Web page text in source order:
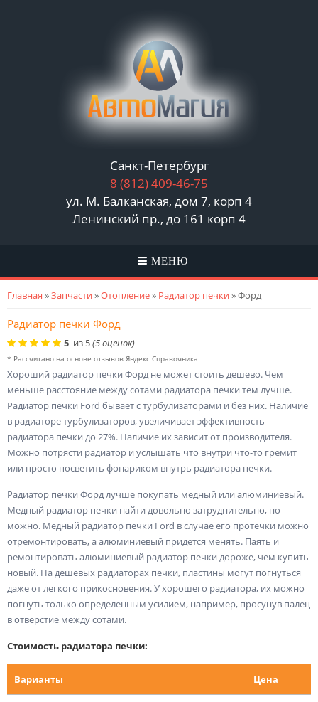
Санкт-Петербург
8 (812)409-46-75
ул. М. Балканская, дом 7, корп 4
Ленинский пр., до 161 корп 4
МЕНЮ
Вы здесь
Главная »Запчасти»Отопление» Радиатор печки» Форд
Радиатор печки Форд
5 из 5(5оценок)
* Рассчитано на основе отзывов Яндекс Справочника
Хороший радиатор печки Форд не может стоить дешево. Чем
меньше расстояние между сотами радиатора печки тем лучше.
Радиатор печки Ford бывает с турбулизаторами и без них. Наличие
в радиаторе турбулизаторов, увеличивает эффективность
радиатора печки до 27%. Наличие их зависит от производителя.
Можно потрясти радиатор и услышать что внутри что-то гремит
или просто посветить фонариком внутрь радиатора печки.
Радиатор печки Форд лучше покупать медный или алюминиевый.
Медный радиатор печки найти довольно затруднительно, но
можно. Медный радиатор печки Ford в случае его протечки можно
отремонтировать, а алюминиевый придется менять. Паять и
ремонтировать алюминиевый радиатор печки дороже, чем купить
новый. На дешевых радиаторах печки, пластины могут погнуться
даже от легкого прикосновения. У хорошего радиатора, их можно
погнуть только определенным усилием, например, просунув палец
в отверстие между сотами.
Стоимость радиатора печки:
Варианты Цена